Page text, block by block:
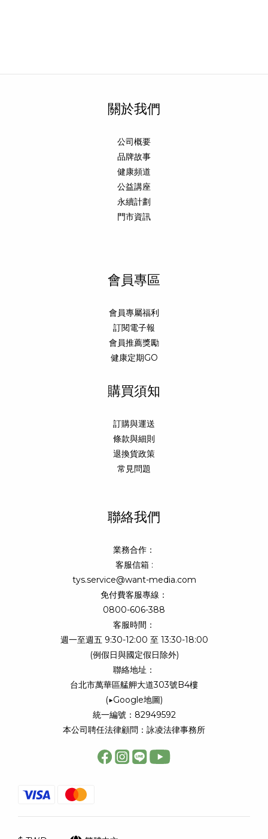
關於我們
公司概要
品牌故事
健康頻道
公益講座
永續計劃
門市資訊
會員專區
會員專屬福利
訂閱電子報
會員推薦獎勵
健康定期GO
購買須知
訂購與運送
條款與細則
退換貨政策
常見問題
聯絡我們
業務合作：
客服信箱 :
tys.service@want-media.com
免付費客服專線：
0800-606-388
客服時間：
週一至週五 9:30-12:00 至 13:30-18:00
(例假日與國定假日除外)
聯絡地址：
台北市萬華區艋舺大道303號B4樓
(▶Google地圖)
統一編號：82949592
本公司聘任法律顧問：詠凌法律事務所